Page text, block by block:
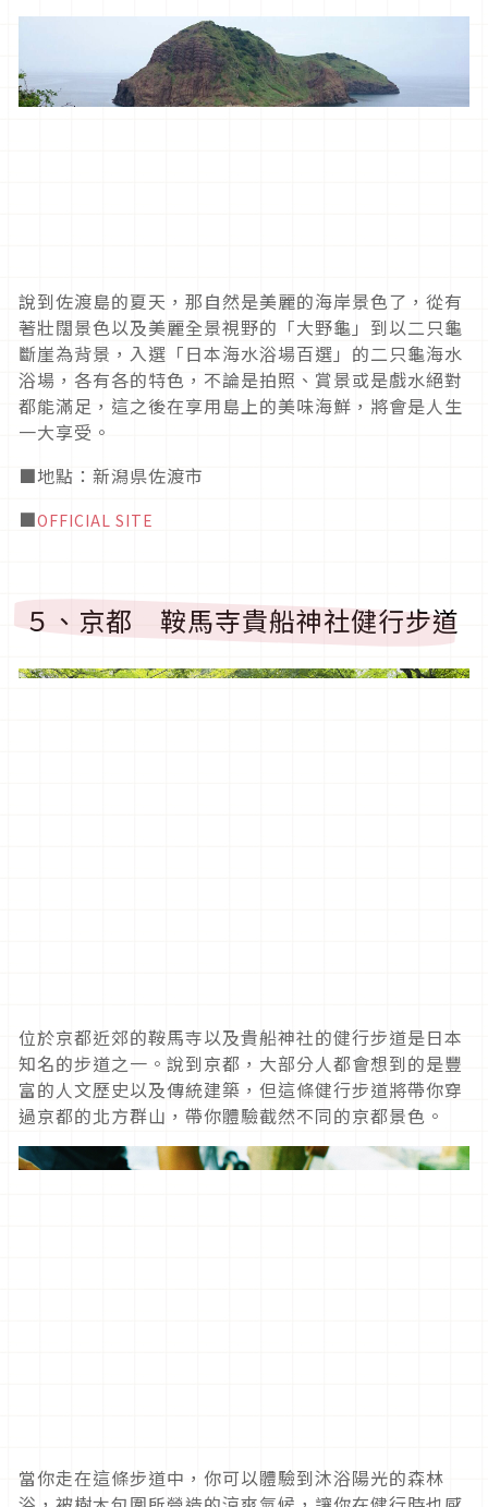
說到佐渡島的夏天，那自然是美麗的海岸景色了，從有
著壯闊景色以及美麗全景視野的「大野龜」到以二只龜
斷崖為背景，入選「日本海水浴場百選」的二只龜海水
浴場，各有各的特色，不論是拍照、賞景或是戲水絕對
都能滿足，這之後在享用島上的美味海鮮，將會是人生
一大享受。
■地點：新潟県佐渡市
■OFFICIAL SITE
５、京都 鞍馬寺貴船神社健行步道
位於京都近郊的鞍馬寺以及貴船神社的健行步道是日本
知名的步道之一。說到京都，大部分人都會想到的是豐
富的人文歷史以及傳統建築，但這條健行步道將帶你穿
過京都的北方群山，帶你體驗截然不同的京都景色。
當你走在這條步道中，你可以體驗到沐浴陽光的森林